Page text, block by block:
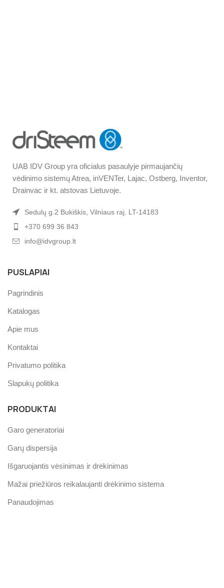
UAB IDV Group yra oficialus pasaulyje pirmaujančių
vėdinimo sistemų Atrea, inVENTer, Lajac, Ostberg, Inventor,
Drainvac ir kt. atstovas Lietuvoje.
Sedulų g.2 Bukiškis, Vilniaus raj. LT-14183
+370 699 36 843
info@idvgroup.lt
PUSLAPIAI
Pagrindinis
Katalogas
Apie mus
Kontaktai
Privatumo politika
Slapukų politika
PRODUKTAI
Garo generatoriai
Garų dispersija
Išgaruojantis vėsinimas ir drėkinimas
Mažai priežiūros reikalaujanti drėkinimo sistema
Panaudojimas